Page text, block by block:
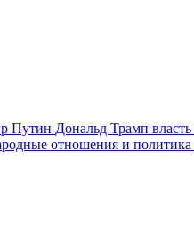
Путин Дональд Трамп власть
отношения и политика